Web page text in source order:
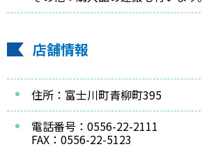
店舗情報
住所：富士川町青柳町395
電話番号：0556-22-2111
FAX：0556-22-5123